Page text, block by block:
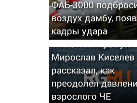
ФАБ-3000
воздух дамбу,
кадры удара
14-летний прыгун
Мирослав Киселев
рассказал, как
преодолел
взрослого ЧЕ